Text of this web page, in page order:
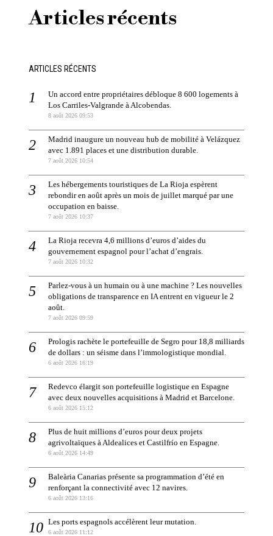
Articles récents
ARTICLES RÉCENTS
Un accord entre propriétaires débloque 8 600 logements à
Los Carriles-Valgrande à Alcobendas.
8 août 2026 09:53
Madrid inaugure un nouveau hub de mobilité à Velázquez
avec 1.891 places et une distribution durable.
7 août 2026 10:54
Les hébergements touristiques de La Rioja espèrent
rebondir en août après un mois de juillet marqué par une
occupation en baisse.
7 août 2026 10:37
La Rioja recevra 4,6 millions d’euros d’aides du
gouvernement espagnol pour l’achat d’engrais.
7 août 2026 10:32
Parlez-vous à un humain ou à une machine ? Les nouvelles
obligations de transparence en IA entrent en vigueur le 2
août.
7 août 2026 09:59
Prologis rachète le portefeuille de Segro pour 18,8 milliards
de dollars : un séisme dans l’immologistique mondial.
6 août 2026 16:19
Redevco élargit son portefeuille logistique en Espagne
avec deux nouvelles acquisitions à Madrid et Barcelone.
6 août 2026 15:12
Plus de huit millions d’euros pour deux projets
agrivoltaïques à Aldealices et Castilfrío en Espagne.
6 août 2026 14:49
Baleària Canarias présente sa programmation d’été en
renforçant la connectivité avec 12 navires.
6 août 2026 13:16
Les ports espagnols accélèrent leur mutation.
6 août 2026 11:12